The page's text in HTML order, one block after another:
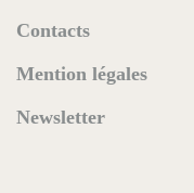
Contacts
Mention légales
Newsletter